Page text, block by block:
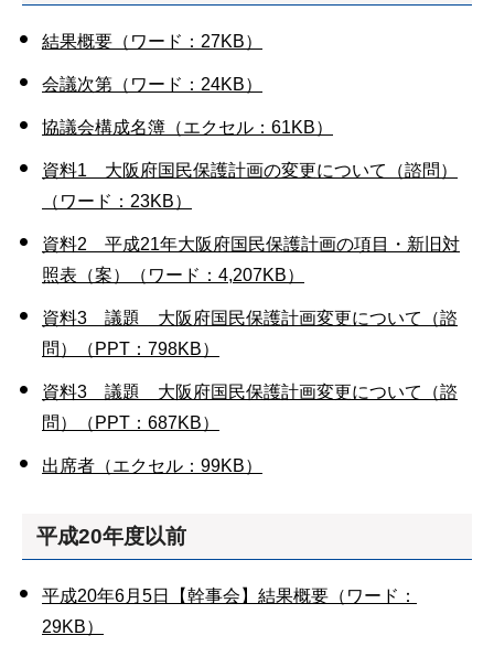
結果概要（ワード：27KB）
会議次第（ワード：24KB）
協議会構成名簿（エクセル：61KB）
資料1 大阪府国民保護計画の変更について（諮問）
（ワード：23KB）
資料2 平成21年大阪府国民保護計画の項目・新旧対
照表（案）（ワード：4,207KB）
資料3 議題 大阪府国民保護計画変更について（諮
問）（PPT：798KB）
資料3 議題 大阪府国民保護計画変更について（諮
問）（PPT：687KB）
出席者（エクセル：99KB）
平成20年度以前
平成20年6月5日【幹事会】結果概要（ワード：
29KB）